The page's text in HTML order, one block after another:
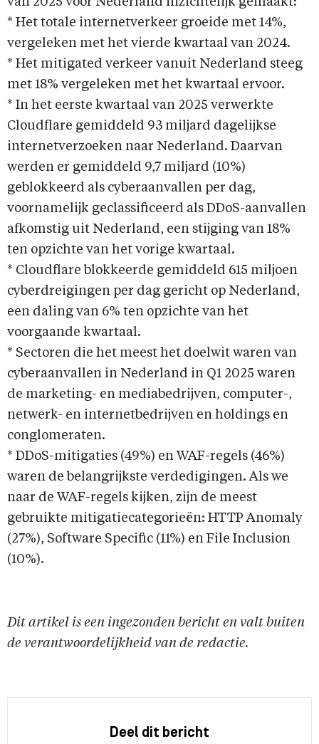
* Het totale internetverkeer groeide met 14%,
vergeleken met het vierde kwartaal van 2024.
* Het mitigated verkeer vanuit Nederland steeg
met 18% vergeleken met het kwartaal ervoor.
* In het eerste kwartaal van 2025 verwerkte
Cloudflare gemiddeld 93 miljard dagelijkse
internetverzoeken naar Nederland. Daarvan
werden er gemiddeld 9,7 miljard (10%)
geblokkeerd als cyberaanvallen per dag,
voornamelijk geclassificeerd als DDoS-aanvallen
afkomstig uit Nederland, een stijging van 18%
ten opzichte van het vorige kwartaal.
* Cloudflare blokkeerde gemiddeld 615 miljoen
cyberdreigingen per dag gericht op Nederland,
een daling van 6% ten opzichte van het
voorgaande kwartaal.
* Sectoren die het meest het doelwit waren van
cyberaanvallen in Nederland in Q1 2025 waren
de marketing- en mediabedrijven, computer-,
netwerk- en internetbedrijven en holdings en
conglomeraten.
* DDoS-mitigaties (49%) en WAF-regels (46%)
waren de belangrijkste verdedigingen. Als we
naar de WAF-regels kijken, zijn de meest
gebruikte mitigatiecategorieën: HTTP Anomaly
(27%), Software Specific (11%) en File Inclusion
(10%).
Dit artikel is een ingezonden bericht en valt buiten
de verantwoordelijkheid van de redactie.
Deel dit bericht